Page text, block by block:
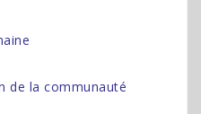
de la communauté